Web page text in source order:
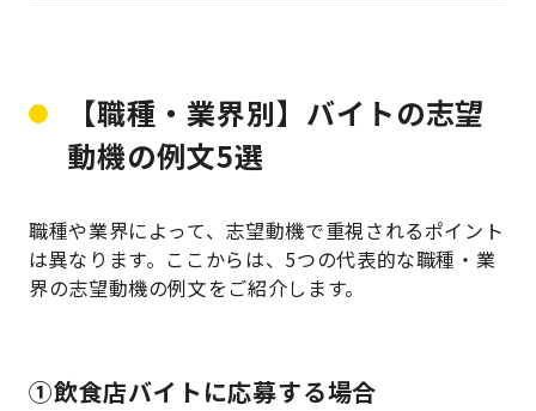
【職種・業界別】バイトの志望
動機の例文5選
職種や業界によって、志望動機で重視されるポイント
は異なります。ここからは、5つの代表的な職種・業
界の志望動機の例文をご紹介します。
①飲食店バイトに応募する場合